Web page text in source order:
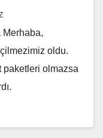
oldu.
paketleri olmazsa